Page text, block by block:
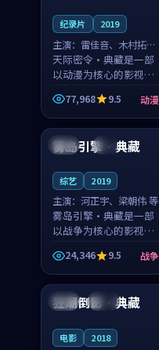
纪录片 2019
主演： 雷佳音、木村拓哉
等
天际密令·典藏是一部
以动漫为核心的影视作
品，围绕危机、反转与
人物成长展开，整体节
奏紧凑，值得推荐观
看。
77,968 9.5 动漫
美国 4K
雾岛引擎·典藏
综艺 2019
主演： 河正宇、梁朝伟 等
雾岛引擎·典藏是一部
以战争为核心的影视作
品，围绕危机、反转与
人物成长展开，整体节
奏紧凑，值得推荐观
看。
24,346 9.5 战争
中国 高分
狂潮倒影·典藏
电影 2018